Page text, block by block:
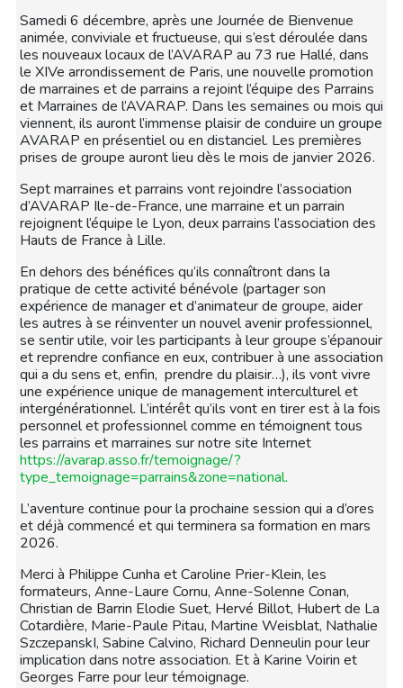
Samedi 6 décembre, après une Journée de Bienvenue
animée, conviviale et fructueuse, qui s’est déroulée dans
les nouveaux locaux de l’AVARAP au 73 rue Hallé, dans
le XIVe arrondissement de Paris, une nouvelle promotion
de marraines et de parrains a rejoint l’équipe des Parrains
et Marraines de l’AVARAP. Dans les semaines ou mois qui
viennent, ils auront l’immense plaisir de conduire un groupe
AVARAP en présentiel ou en distanciel. Les premières
prises de groupe auront lieu dès le mois de janvier 2026.
Sept marraines et parrains vont rejoindre l’association
d’AVARAP Ile-de-France, une marraine et un parrain
rejoignent l’équipe le Lyon, deux parrains l’association des
Hauts de France à Lille.
En dehors des bénéfices qu’ils connaîtront dans la
pratique de cette activité bénévole (partager son
expérience de manager et d’animateur de groupe, aider
les autres à se réinventer un nouvel avenir professionnel,
se sentir utile, voir les participants à leur groupe s’épanouir
et reprendre confiance en eux, contribuer à une association
qui a du sens et, enfin, prendre du plaisir…), ils vont vivre
une expérience unique de management interculturel et
intergénérationnel. L’intérêt qu’ils vont en tirer est à la fois
personnel et professionnel comme en témoignent tous
les parrains et marraines sur notre site Internet
https://avarap.asso.fr/temoignage/?
type_temoignage=parrains&zone=national.
L’aventure continue pour la prochaine session qui a d’ores
et déjà commencé et qui terminera sa formation en mars
2026.
Merci à Philippe Cunha et Caroline Prier-Klein, les
formateurs, Anne-Laure Cornu, Anne-Solenne Conan,
Christian de Barrin Elodie Suet, Hervé Billot, Hubert de La
Cotardière, Marie-Paule Pitau, Martine Weisblat, Nathalie
SzczepanskI, Sabine Calvino, Richard Denneulin pour leur
implication dans notre association. Et à Karine Voirin et
Georges Farre pour leur témoignage.